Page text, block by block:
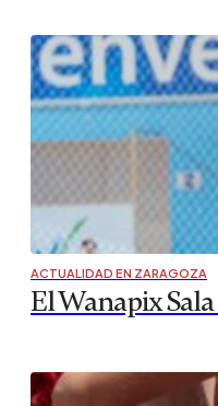
ACTUALIDAD EN ZARAGOZA
El Wanapix Sala